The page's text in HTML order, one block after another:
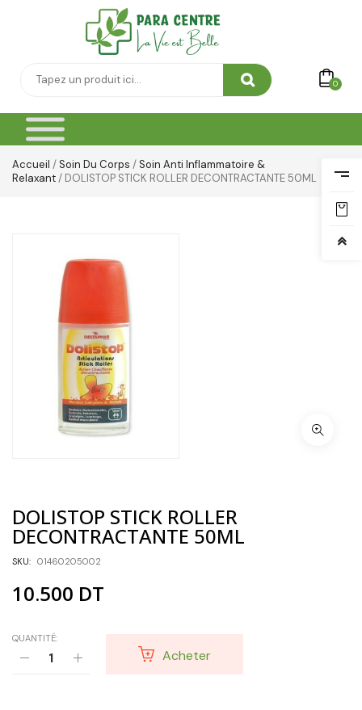
0
Accueil /Soin Du Corps /Soin Anti Inflammatoire &
Relaxant/ DOLISTOP STICK ROLLER DECONTRACTANTE 50ML
DOLISTOP STICK ROLLER
DECONTRACTANTE 50ML
SKU: 01460205002
10.500 DT
QUANTITÉ:
Acheter
Soins Des Mains & Pieds
Thé & Tisanes
Toilette & Soin Bébé
Yeux & Lévres